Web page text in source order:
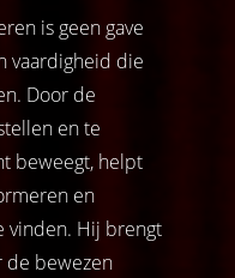
is geen gave
vaardigheid die
Door de
en te
beweegt, helpt
en
vinden. Hij brengt
de bewezen